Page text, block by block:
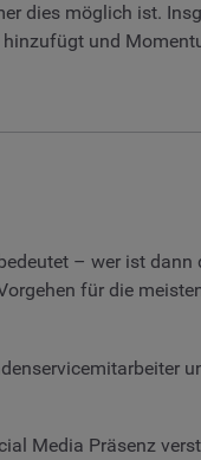
dies möglich ist.
und
– wer ist
für die
Media Präsenz